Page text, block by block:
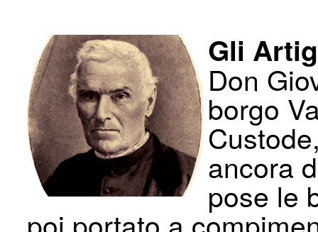
Gli
Don
borgo
ancora
pose le